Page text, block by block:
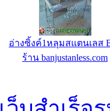
อ่างซิ้งค์สเตนเลสแบบ2
ร้าน banjustanless.com